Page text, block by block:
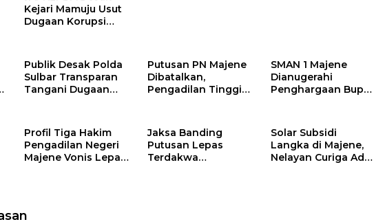
Kejari Mamuju Usut
Dugaan Korupsi
Pemprov Sulbar, BPK
Temukan Kelebihan
Pembayaran Rp146,4
Juta
Publik Desak Polda
Sulbar Transparan
Tangani Dugaan
DPRD Sulbar
Putusan PN Majene
Dibatalkan,
Pengadilan Tinggi
Bersalah dan Hukum
2 Tahun Penjara
SMAN 1 Majene
Dianugerahi
Penghargaan Bupati
Sedunia 2026
Profil Tiga Hakim
Pengadilan Negeri
Majene Vonis Lepas
Jaksa Banding
Putusan Lepas
Terdakwa
Solar Subsidi
Langka di Majene,
Nelayan Curiga Ada